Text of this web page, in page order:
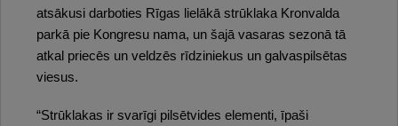
atsākusi darboties Rīgas lielākā strūklaka Kronvalda
parkā pie Kongresu nama, un šajā vasaras sezonā tā
atkal priecēs un veldzēs rīdziniekus un galvaspilsētas
viesus.
“Strūklakas ir svarīgi pilsētvides elementi, īpaši